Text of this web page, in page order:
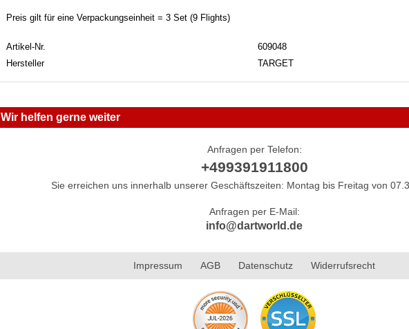
Preis gilt für eine Verpackungseinheit = 3 Set (9 Flights)
Artikel-Nr.
609048
Hersteller
TARGET
Wir helfen gerne weiter
Anfragen per Telefon:
+499391911800
Sie erreichen uns innerhalb unserer Geschäftszeiten: Montag bis Freitag von
Anfragen per E-Mail:
info@dartworld.de
Impressum AGB Datenschutz Widerrufsrecht